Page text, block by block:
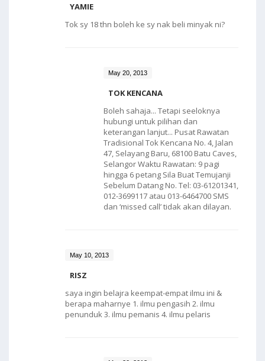
YAMIE
Tok sy 18 thn boleh ke sy nak beli minyak ni?
May 20, 2013
TOK KENCANA
Boleh sahaja... Tetapi seeloknya
hubungi untuk pilihan dan
keterangan lanjut... Pusat Rawatan
Tradisional Tok Kencana No. 4, Jalan
47, Selayang Baru, 68100 Batu Caves,
Selangor Waktu Rawatan: 9 pagi
hingga 6 petang Sila Buat Temujanji
Sebelum Datang No. Tel: 03-61201341,
012-3699117 atau 013-6464700 SMS
dan ‘missed call’ tidak akan dilayan.
May 10, 2013
RISZ
saya ingin belajra keempat-empat ilmu ini &
berapa maharnye 1. ilmu pengasih 2. ilmu
penunduk 3. ilmu pemanis 4. ilmu pelaris